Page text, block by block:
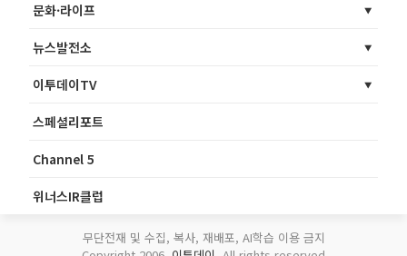
문화·라이프
뉴스발전소
이투데이TV
스페셜리포트
Channel 5
위너스IR클럽
무단전재 및 수집, 복사, 재배포, AI학습 이용 금지